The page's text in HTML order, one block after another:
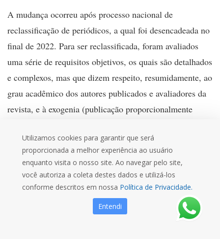
A mudança ocorreu após processo nacional de
reclassificação de periódicos, a qual foi desencadeada no
final de 2022. Para ser reclassificada, foram avaliados
uma série de requisitos objetivos, os quais são detalhados
e complexos, mas que dizem respeito, resumidamente, ao
grau acadêmico dos autores publicados e avaliadores da
revista, e à exogenia (publicação proporcionalmente
Rio Grande do Sul), dentre vários outros.
A Revista Direitos Humanos e Democracia da Unijuí é
um periódico focado nos temas Direitos Humanos e
Fundamentais, bem como Democracia. “Trata-se de um
escopo bastante amplo, que compreende temáticas
Utilizamos cookies para garantir que será
proporcionada a melhor experiência ao usuário
enquanto visita o nosso site. Ao navegar pelo site,
você autoriza a coleta destes dados e utilizá-los
conforme descritos em nossa Política de Privacidade.
Entendi